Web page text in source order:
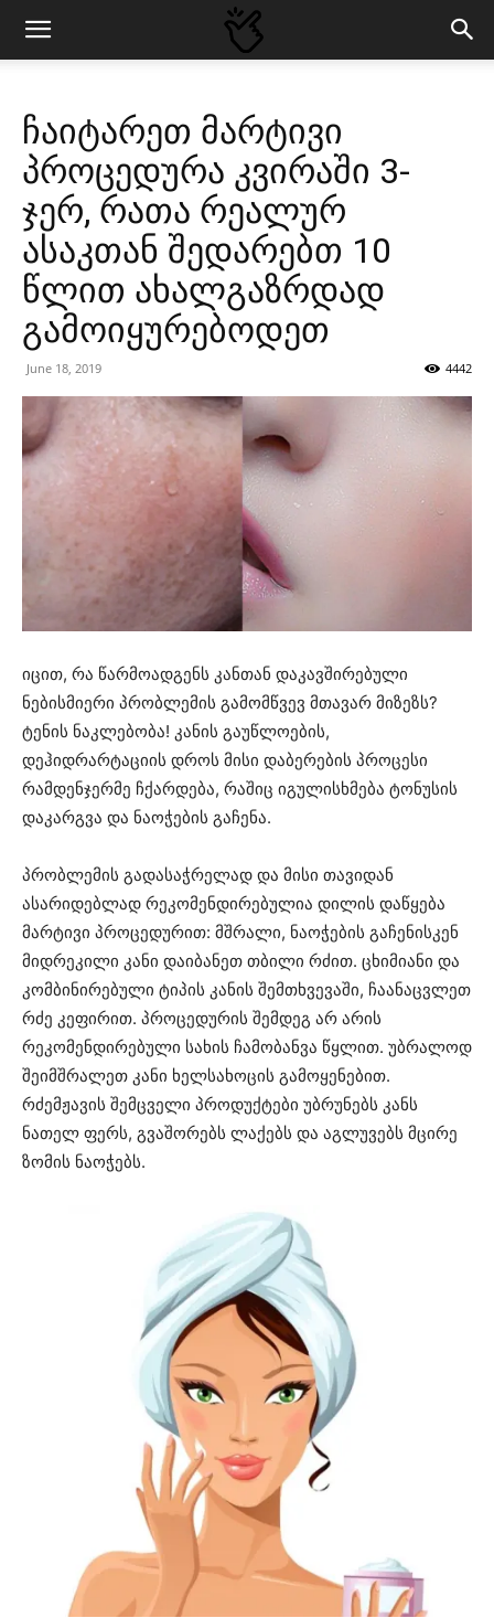
ჩაიტარეთ მარტივი
პროცედურა კვირაში 3-
ჯერ, რათა რეალურ
ასაკთან შედარებთ 10
წლით ახალგაზრდად
გამოიყურებოდეთ
June 18, 2019 4442
იცით, რა წარმოადგენს კანთან დაკავშირებული
ნებისმიერი პრობლემის გამომწვევ მთავარ მიზეზს?
ტენის ნაკლებობა! კანის გაუწლოების,
დეჰიდრარტაციის დროს მისი დაბერების პროცესი
რამდენჯერმე ჩქარდება, რაშიც იგულისხმება ტონუსის
დაკარგვა და ნაოჭების გაჩენა.
პრობლემის გადასაჭრელად და მისი თავიდან
ასარიდებლად რეკომენდირებულია დილის დაწყება
მარტივი პროცედურით: მშრალი, ნაოჭების გაჩენისკენ
მიდრეკილი კანი დაიბანეთ თბილი რძით. ცხიმიანი და
კომბინირებული ტიპის კანის შემთხვევაში, ჩაანაცვლეთ
რძე კეფირით. პროცედურის შემდეგ არ არის
რეკომენდირებული სახის ჩამობანვა წყლით. უბრალოდ
შეიმშრალეთ კანი ხელსახოცის გამოყენებით.
რძემჟავის შემცველი პროდუქტები უბრუნებს კანს
ნათელ ფერს, გვაშორებს ლაქებს და აგლუვებს მცირე
ზომის ნაოჭებს.